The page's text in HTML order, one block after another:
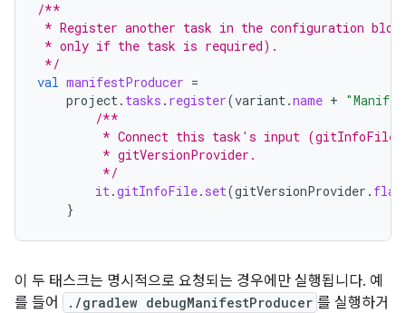
/**
* Register another task in the configuration
* only if the task is required).
*/
val manifestProducer =
project. tasks . register(variant.name +
/**
* Connect this task's input
         * gitVersionProvider.
         */
it.gitInfoFile. set(gitVersionProvider .
}
이 두 태스크는 명시적으로 요청되는 경우에만 실행됩니다. 예
를 들어
./gradlew debugManifestProducer 를 실행하거